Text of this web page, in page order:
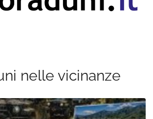
nelle vicinanze